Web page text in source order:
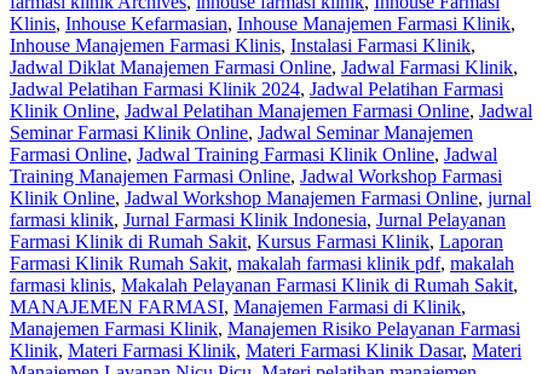
Klinis, Inhouse Kefarmasian, Inhouse Manajemen Farmasi Klinik,
Inhouse Manajemen Farmasi Klinis, Instalasi Farmasi Klinik,
Jadwal Diklat Manajemen Farmasi Online, Jadwal Farmasi Klinik,
Jadwal Pelatihan Farmasi Klinik 2024, Jadwal Pelatihan Farmasi
Klinik Online, Jadwal Pelatihan Manajemen Farmasi Online, Jadwal
Seminar Farmasi Klinik Online, Jadwal Seminar Manajemen
Farmasi Online, Jadwal Training Farmasi Klinik Online, Jadwal
Training Manajemen Farmasi Online, Jadwal Workshop Farmasi
Klinik Online, Jadwal Workshop Manajemen Farmasi Online, jurnal
farmasi klinik, Jurnal Farmasi Klinik Indonesia, Jurnal Pelayanan
Farmasi Klinik di Rumah Sakit, Kursus Farmasi Klinik, Laporan
Farmasi Klinik Rumah Sakit, makalah farmasi klinik pdf, makalah
farmasi klinis, Makalah Pelayanan Farmasi Klinik di Rumah Sakit,
MANAJEMEN FARMASI, Manajemen Farmasi di Klinik,
Manajemen Farmasi Klinik, Manajemen Risiko Pelayanan Farmasi
Klinik, Materi Farmasi Klinik, Materi Farmasi Klinik Dasar, Materi